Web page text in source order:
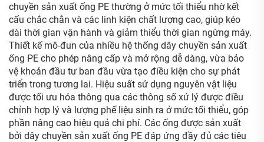
chuyền sản xuất ống PE thường ở mức tối thiểu nhờ kết
cấu chắc chắn và các linh kiện chất lượng cao, giúp kéo
dài thời gian vận hành và giảm thiểu thời gian ngừng máy.
Thiết kế mô-đun của nhiều hệ thống dây chuyền sản xuất
ống PE cho phép nâng cấp và mở rộng dễ dàng, vừa bảo
vệ khoản đầu tư ban đầu vừa tạo điều kiện cho sự phát
triển trong tương lai. Hiệu suất sử dụng nguyên vật liệu
được tối ưu hóa thông qua các thông số xử lý được điều
chỉnh hợp lý và lượng phế liệu sinh ra ở mức tối thiểu, góp
phần nâng cao hiệu quả chi phí. Các ống được sản xuất
bởi dây chuyền sản xuất ống PE đáp ứng đầy đủ các tiêu